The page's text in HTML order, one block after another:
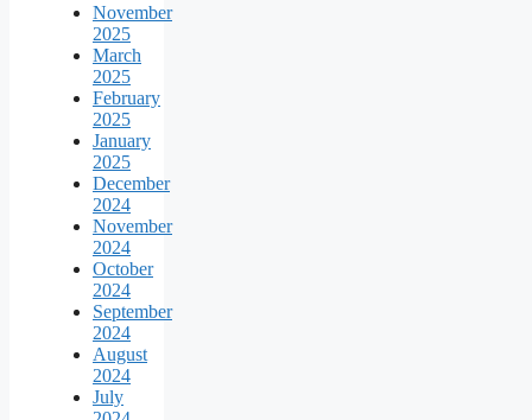
November
2025
March
2025
February
2025
January
2025
December
2024
November
2024
October
2024
September
2024
August
2024
July